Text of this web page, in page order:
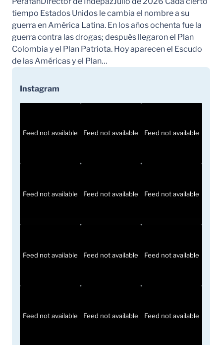
tiempo Estados Unidos le cambia el nombre a su
guerra en América Latina. En los años ochenta fue la
guerra contra las drogas; después llegaron el Plan
Colombia y el Plan Patriota. Hoy aparecen el Escudo
de las Américas y el Plan…
Instagram
Feed not available Feed not available Feed not available
Feed not available Feed not available Feed not available
Feed not available Feed not available Feed not available
Feed not available Feed not available Feed not available